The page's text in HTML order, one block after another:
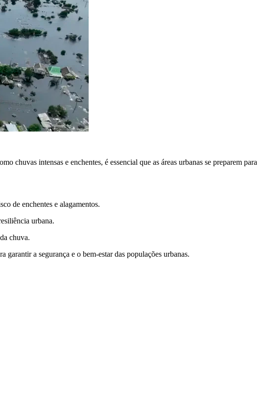
chuvas intensas e enchentes, é essencial que as áreas urbanas se preparem para
de enchentes e alagamentos.
urbana.
chuva.
garantir a segurança e o bem-estar das populações urbanas.